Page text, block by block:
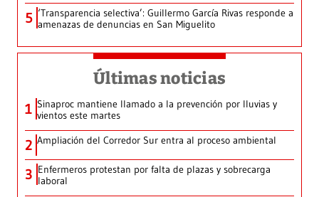
5 ‘Transparencia selectiva’: Guillermo García Rivas responde a
amenazas de denuncias en San Miguelito
Últimas noticias
1 Sinaproc mantiene llamado a la prevención por lluvias y
vientos este martes
2 Ampliación del Corredor Sur entra al proceso ambiental
3 Enfermeros protestan por falta de plazas y sobrecarga
laboral